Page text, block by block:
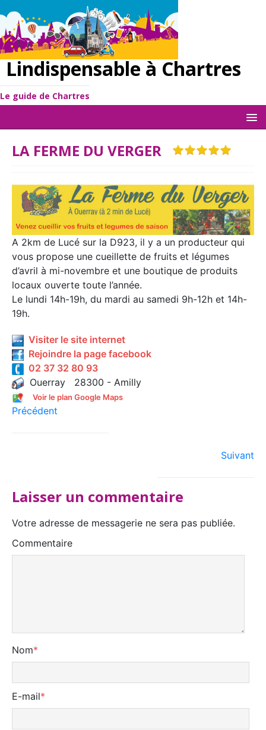
Lindispensable à Chartres
Le guide de Chartres
LA FERME DU VERGER
A 2km de Lucé sur la D923, il y a un producteur qui
vous propose une cueillette de fruits et légumes
d’avril à mi-novembre et une boutique de produits
locaux ouverte toute l’année.
Le lundi 14h-19h, du mardi au samedi 9h-12h et 14h-
19h.
Visiter le site internet
Rejoindre la page facebook
02 37 32 80 93
Ouerray 28300 - Amilly
Voir le plan Google Maps
Précédent
Suivant
Laisser un commentaire
Votre adresse de messagerie ne sera pas publiée.
Commentaire
Nom*
E-mail*